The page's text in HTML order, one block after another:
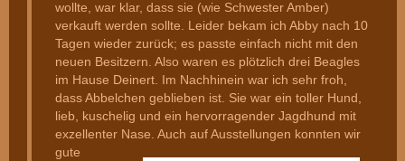
wollte, war klar, dass sie (wie Schwester Amber)
verkauft werden sollte. Leider bekam ich Abby nach 10
Tagen wieder zurück; es passte einfach nicht mit den
neuen Besitzern. Also waren es plötzlich drei Beagles
im Hause Deinert. Im Nachhinein war ich sehr froh,
dass Abbelchen geblieben ist. Sie war ein toller Hund,
lieb, kuschelig und ein hervorragender Jagdhund mit
exzellenter Nase. Auch auf Ausstellungen konnten wir
gute